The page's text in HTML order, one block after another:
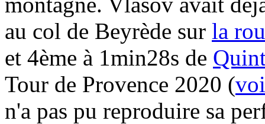
au col de Beyrède sur la
et 4ème à 1min28s de
Tour de Provence 2020 (
n'a pas pu reproduire sa